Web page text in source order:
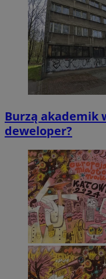
Burzą akademik
deweloper?